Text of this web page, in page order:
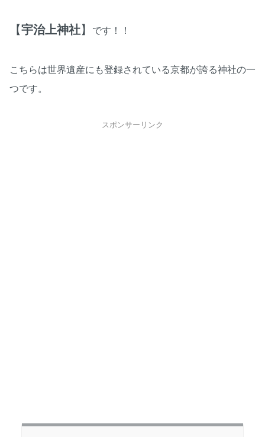
【宇治上神社】 です！！
こちらは世界遺産にも登録されている京都が誇る神社の一
つです。
スポンサーリンク